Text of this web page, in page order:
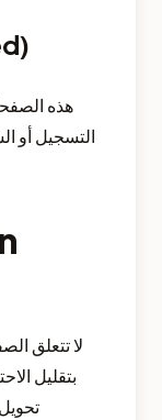
هذه
التسجيل أو
لا تتعلق
بتقليل